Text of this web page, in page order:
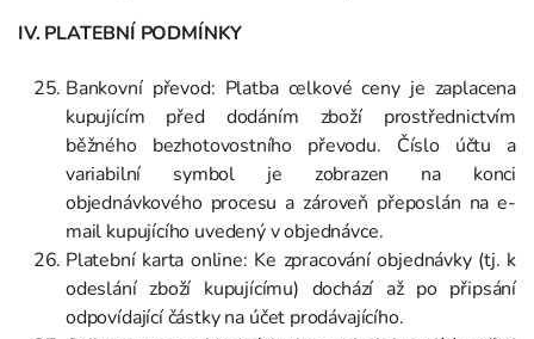
IV. PLATEBNÍ PODMÍNKY
Bankovní převod: Platba celkové ceny je zaplacena
kupujícím před dodáním zboží prostřednictvím
běžného bezhotovostního převodu. Číslo účtu a
variabilní symbol je zobrazen na konci
objednávkového procesu a zároveň přeposlán na e-
mail kupujícího uvedený v objednávce.
Platební karta online: Ke zpracování objednávky (tj. k
odeslání zboží kupujícímu) dochází až po připsání
odpovídající částky na účet prodávajícího.